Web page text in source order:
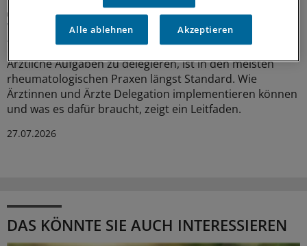
Aufgabenteilung
Wie Delegation in der Rheumatologie
funktionieren kann
Ärztliche Aufgaben zu delegieren, ist in den meisten
rheumatologischen Praxen längst Standard. Wie
Ärztinnen und Ärzte Delegation implementieren können
und was es dafür braucht, zeigt ein Leitfaden.
27.07.2026
DAS KÖNNTE SIE AUCH INTERESSIEREN
Alle ablehnen Akzeptieren